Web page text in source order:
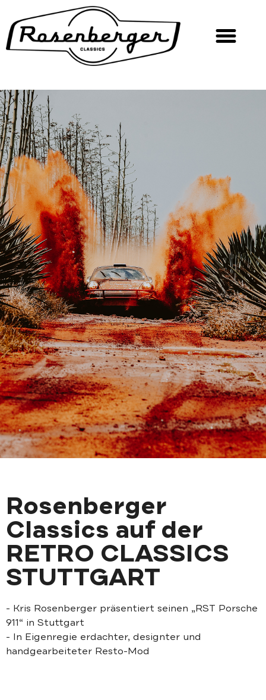
Rosenberger
Classics auf der
RETRO CLASSICS
STUTTGART
- Kris Rosenberger präsentiert seinen „RST Porsche
911“ in Stuttgart
- In Eigenregie erdachter, designter und
handgearbeiteter Resto-Mod